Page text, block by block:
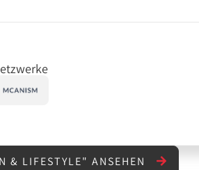
& LIFESTYLE" ANSEHEN